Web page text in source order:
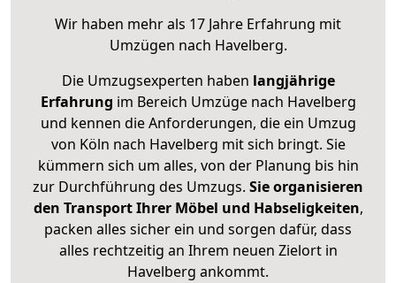
Wir haben mehr als 17 Jahre Erfahrung mit
Umzügen nach Havelberg.
Die Umzugsexperten haben langjährige
Erfahrung im Bereich Umzüge nach Havelberg
und kennen die Anforderungen, die ein Umzug
von Köln nach Havelberg mit sich bringt. Sie
kümmern sich um alles, von der Planung bis hin
zur Durchführung des Umzugs. Sie organisieren
den Transport Ihrer Möbel und Habseligkeiten,
packen alles sicher ein und sorgen dafür, dass
alles rechtzeitig an Ihrem neuen Zielort in
Havelberg ankommt.